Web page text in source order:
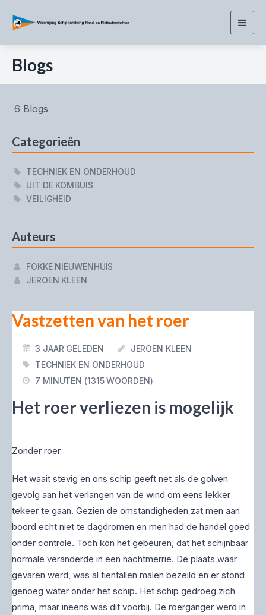
Blogs
6 Blogs
Categorieën
TECHNIEK EN ONDERHOUD
UIT DE KOMBUIS
VEILIGHEID
Auteurs
FOKKE NIEUWENHUIS
JEROEN KLEEN
Vastzetten van het roer
3 JAAR GELEDEN
JEROEN KLEEN
TECHNIEK EN ONDERHOUD
7 MINUTEN (1315 WOORDEN)
Het roer verliezen is mogelijk
Zonder roer
Het waait stevig en ons schip geeft net als de golven
gevolg aan het verlangen van de wind om eens lekker
tekeer te gaan. Gezien de omstandigheden zat men aan
boord echt niet te dagdromen en men had de handel goed
onder controle. Toch kon het gebeuren, dat het schijnbaar
normale veranderde in een nachtmerrie. De plaats waar
gevaren werd, was al tientallen malen bezeild en er stond
genoeg water onder het schip. Het schip gedroeg zich
prima, maar ineens was dit voorbij. De roerganger werd in